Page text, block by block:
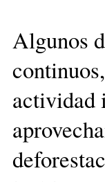
Algunos
actividad